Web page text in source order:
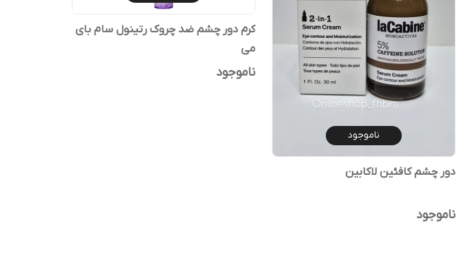
ناموجود
دور چشم کافئین لاکابین
ناموجود
کرم دور چشم ضد چروک رتینول سام بای
می
ناموجود